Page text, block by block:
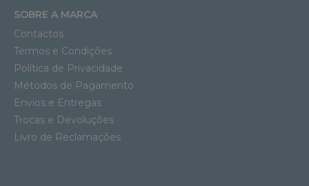
SOBRE A MARCA
Contactos
Termos e Condições
Política de Privacidade
Métodos de Pagamento
Envios e Entregas
Trocas e Devoluções
Livro de Reclamações